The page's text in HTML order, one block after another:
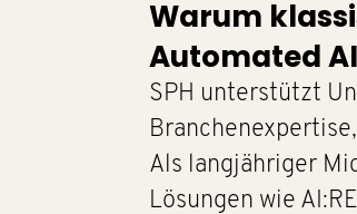
Warum
Automated
SPH unterstützt
Als langjähriger
Lösungen wie